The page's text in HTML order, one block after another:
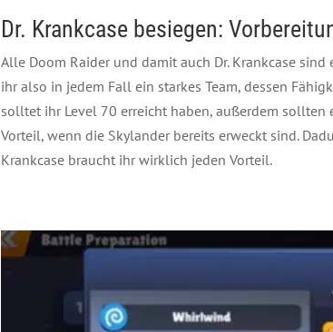
Dr. Krankcase besiegen:
Alle Doom Raider und damit auch Dr. Krankcase
ihr also in jedem Fall ein starkes Team, dessen
solltet ihr Level 70 erreicht haben, außerdem sollten
Vorteil, wenn die Skylander bereits erweckt sind.
Krankcase braucht ihr wirklich jeden Vorteil.